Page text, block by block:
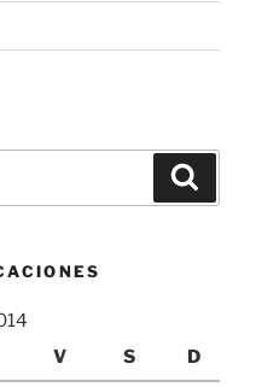
V S D